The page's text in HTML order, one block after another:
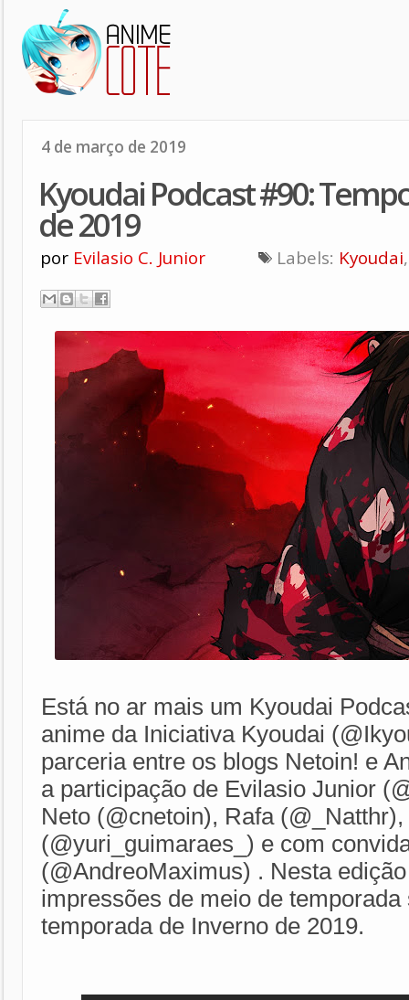
4 de março de 2019
Kyoudai Podcast #90:
de 2019
por Evilasio C. Junior Labels: Kyoudai
Está no ar mais um Kyoudai
anime da Iniciativa Kyoudai
parceria entre os blogs Netoin! e
a participação de Evilasio Junior
Neto (@cnetoin), Rafa (@_Natthr),
(@yuri_guimaraes_) e com
(@AndreoMaximus) . Nesta
impressões de meio de
temporada de Inverno de 2019.